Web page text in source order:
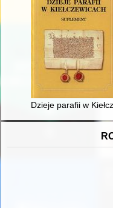
Dzieje parafii w